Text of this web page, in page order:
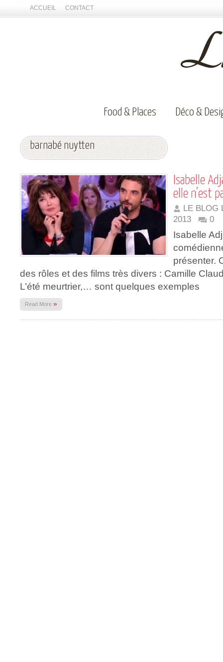
ACCUEIL CONTACT
Food & Places Déco &
barnabé nuytten
Isabelle
elle n’est
LE BLOG
2013
0
Isabelle
présenter.
des rôles et des films très divers : Camille
L’été meurtrier,… sont quelques exemples
Read More »